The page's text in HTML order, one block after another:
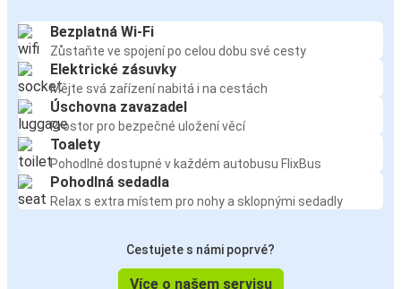
Bezplatná Wi-Fi
Zůstaňte ve spojení po celou dobu své cesty
Elektrické zásuvky
Mějte svá zařízení nabitá i na cestách
Úschovna zavazadel
Prostor pro bezpečné uložení věcí
Toalety
Pohodlně dostupné v každém autobusu FlixBus
Pohodlná sedadla
Relax s extra místem pro nohy a sklopnými sedadly
Cestujete s námi poprvé?
Více o našem servisu